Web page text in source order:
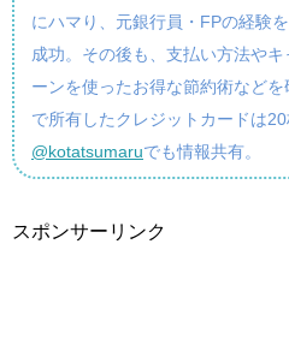
にハマり、元銀行員・FPの経験
成功。その後も、支払い方法や
ーンを使ったお得な節約術など
で所有したクレジットカードは
@kotatsumaruでも情報共有。
スポンサーリンク